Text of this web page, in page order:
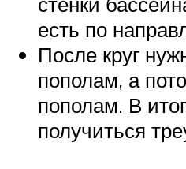
есть по
После круг
пополам, а
пополам. В
получиться